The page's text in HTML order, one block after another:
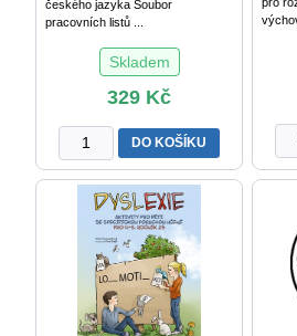
2.
českého jazyka Soubor
pracovních listů ...
Skladem
329 Kč
Čteme,
abychom
rozuměli
Soubor
diferencovaných
pracovních
listů
DO KOŠÍKU